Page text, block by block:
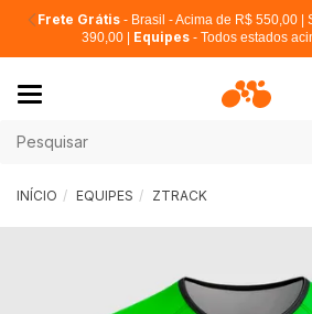
Frete Grátis- Brasil - Acima de R$ 550,00 |
390,00 | Equipes - Todos estados
INÍCIO EQUIPES ZTRACK